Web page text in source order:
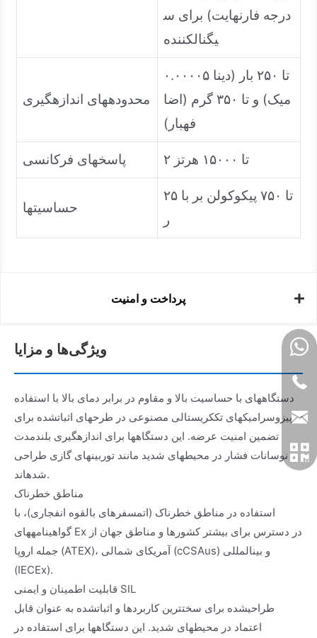
درجه فارنهایت) برای س
یگنالکننده
محدودههای اندازهگیری
۰.۰۰۰۰۵ تا ۲۵۰ بار (دینا
میک) و تا ۳۵۰ گرم (اضا
فهبار)
پاسخهای فرکانسی ۲ تا ۱۵۰۰۰ هرتز
حساسیتها
۲۵ تا ۷۵۰ پیکوکولن بر با
ر
پرداخت و امنیت
ویژگی‌ها و مزایا
دستگاههای با حساسیت بالا و مقاوم در برابر دمای بالا با استفاده
از پیزوسرامیکهای تککریستالی مصنوعی در طرحهای اثباتشده برای
تضمین امنیت عرضه. این دستگاهها برای اندازهگیری بلندمدت
نوسانات فشار در محیطهای شدید مانند توربینهای گازی طراحی
شدهاند.
مناطق خطرناک
استفاده در مناطق خطرناک (اتمسفرهای بالقوه انفجاری)، با
گواهینامههای Ex در دسترس برای بیشتر کشورها و مناطق جهان از
جمله اروپا (ATEX)، آمریکای شمالی (cCSAus) و بینالمللی
(IECEx).
قابلیت اطمینان و ایمنی SIL
طراحیشده برای سختترین کاربردها و اثباتشده به عنوان قابل
اعتماد در محیطهای شدید. این دستگاهها برای استفاده در